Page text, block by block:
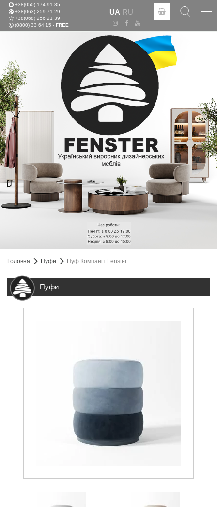
+38(050) 174 91 85
+38(063) 259 71 29
+38(068) 256 21 39
(0800) 33 64 15 - FREE
UA RU
Головна Пуфи Пуф Компаніт Fenster
Пуфи